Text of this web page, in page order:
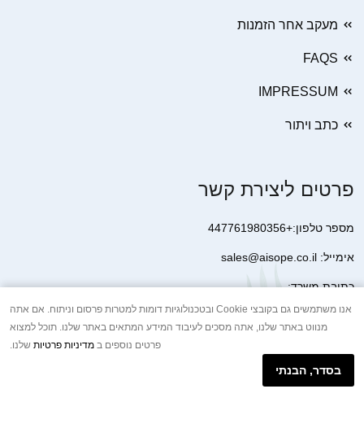
מעקב אחר הזמנות
FAQS
IMPRESSUM
כתב ויתור
פרטים ליצירת קשר
מספר טלפון:+447761980356
אימייל: sales@aisope.co.il
כתובת משרד:
41 Devonshire Street Ground Floor Office 1 London W1G 7AJ
United Kingdom
+44 7410 2065017
הודעת וואטסאפ באינטרנט
אנו משתמשים גם בקובצי Cookie ובטכנולוגיות דומות למטרות פרסום וניתוח. אם אתה
מנווט באתר שלנו, אתה מסכים לעיבוד המידע המתאים באתר שלנו. תוכל למצוא
פרטים נוספים ב מדיניות פרטיות שלנו.
בסדר, הבנתי